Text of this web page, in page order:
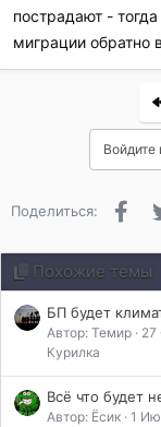
пострадают -
миграции обратно
Войдите
Поделиться:
Похожие темы
БП будет
Автор: Темир 27
Курилка
Всё что будет
Автор: Ёсик 1